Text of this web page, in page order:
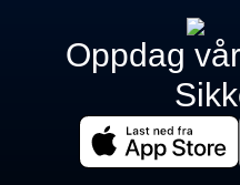
Oppdag